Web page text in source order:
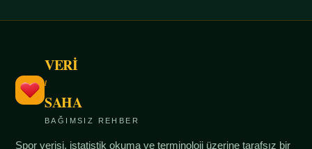
VERİ
/
SAHA
BAĞIMSIZ REHBER
Spor verisi, istatistik okuma ve terminoloji üzerine tarafsız bir